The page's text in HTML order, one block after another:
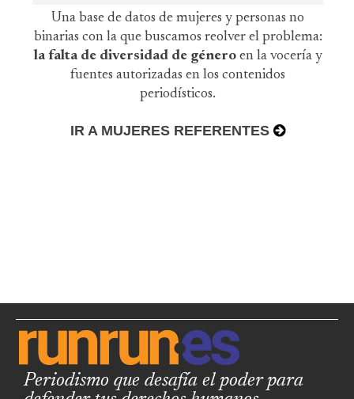
Una base de datos de mujeres y personas no
binarias con la que buscamos reolver el problema:
la falta de diversidad de género en la vocería y
fuentes autorizadas en los contenidos
periodísticos.
IR A MUJERES REFERENTES
Periodismo que desafía el poder para